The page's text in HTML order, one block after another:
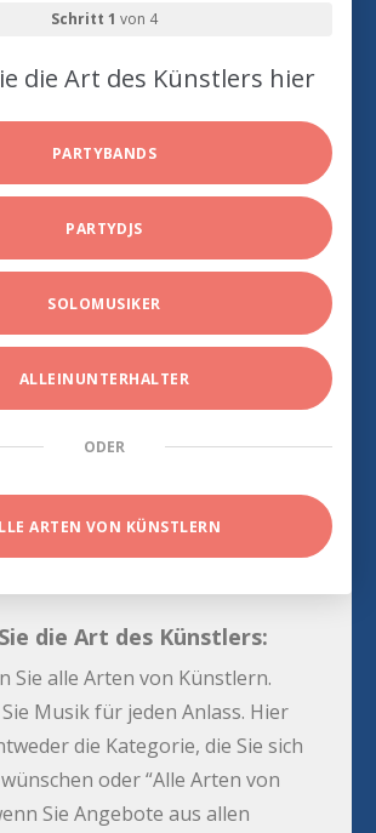
Schritt 1 von 4
die Art des Künstlers hier
PARTYBANDS
PARTYDJS
SOLOMUSIKER
ALLEINUNTERHALTER
ODER
ARTEN VON KÜNSTLERN
die Art des Künstlers:
Sie alle Arten von Künstlern.
Musik für jeden Anlass. Hier
die Kategorie, die Sie sich
oder “Alle Arten von
Sie Angebote aus allen